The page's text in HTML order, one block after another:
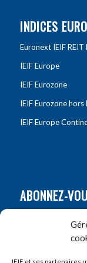
INDICES
Euronext IEIF REIT
IEIF Europe
IEIF Eurozone
IEIF Eurozone hors
IEIF Europe
ABONNEZ-
Prénom*